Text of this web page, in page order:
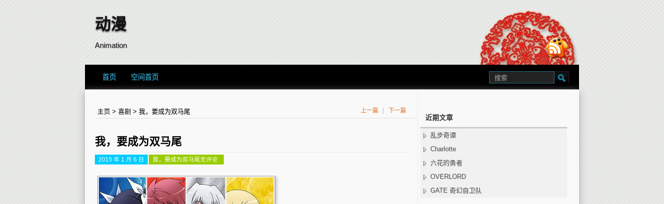
动漫
Animation
首页 空间首页
主页 > 喜剧 > 我，要成为双马尾 上一篇 下一篇
我，要成为双马尾
2015 年 1 月 6 日 我，要成为双马尾无评论
近期文章
乱步奇谭
Charlotte
六花的勇者
OVERLORD
GATE 奇幻自卫队